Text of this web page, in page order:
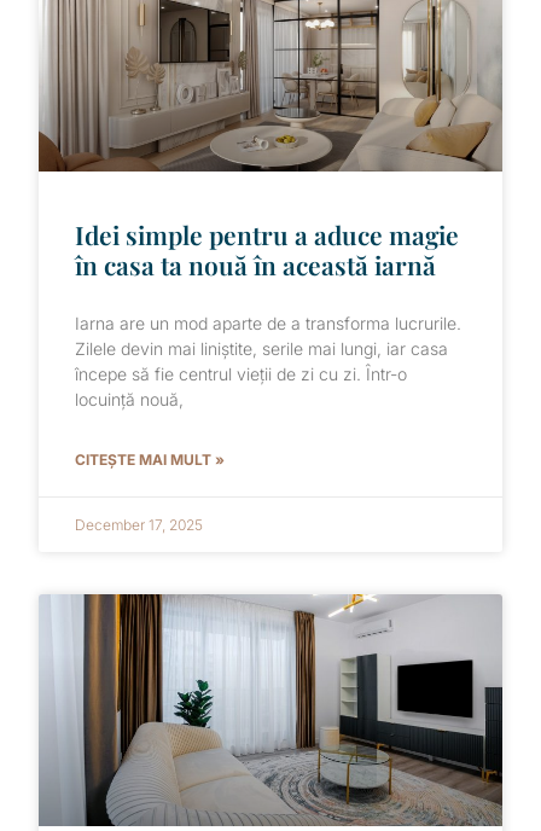
Idei simple pentru a aduce magie
în casa ta nouă în această iarnă
Iarna are un mod aparte de a transforma lucrurile.
Zilele devin mai liniștite, serile mai lungi, iar casa
începe să fie centrul vieții de zi cu zi. Într-o
locuință nouă,
CITEȘTE MAI MULT »
December 17, 2025